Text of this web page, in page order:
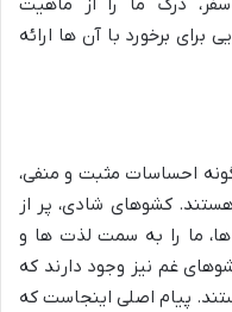
برای برخورد با آن ها ارائه
احساسات مثبت و منفی،
کشوهای شادی، پر از
ها، ما را به سمت لذت ها و
غم نیز وجود دارند که
پیام اصلی اینجاست که